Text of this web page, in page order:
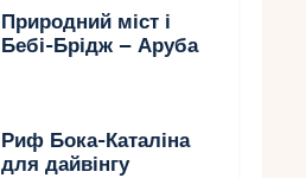
Природний міст і
Бебі-Брідж – Аруба
Риф Бока-Каталіна
для дайвінгу